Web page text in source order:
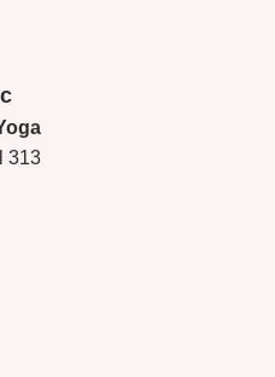
313